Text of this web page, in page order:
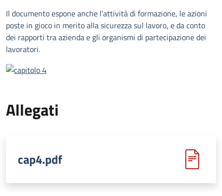
Il documento espone anche l’attività di formazione, le azioni
poste in gioco in merito alla sicurezza sul lavoro, e da conto
dei rapporti tra azienda e gli organismi di partecipazione dei
lavoratori.
Allegati
cap4.pdf